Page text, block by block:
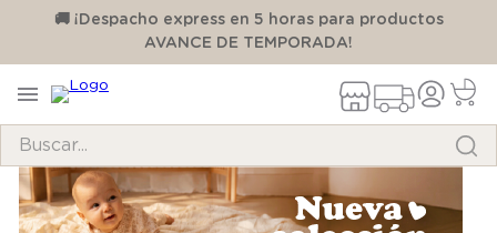
🚚 ¡Despacho express en 5 horas para productos
AVANCE DE TEMPORADA!
TÉRMINOS MÁS BUSCADOS